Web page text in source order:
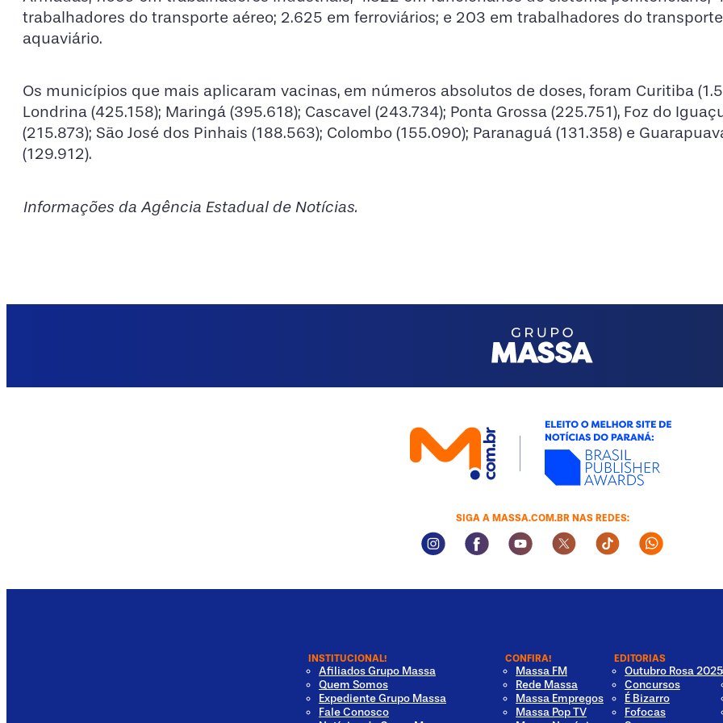
trabalhadores do transporte aéreo; 2.625 em ferroviários; e 203 em trabalhadores do transporte
aquaviário.
Os municípios que mais aplicaram vacinas, em números absolutos de doses, foram Curitiba
Londrina (425.158); Maringá (395.618); Cascavel (243.734); Ponta Grossa (225.751), Foz do
(215.873); São José dos Pinhais (188.563); Colombo (155.090); Paranaguá (131.358) e
(129.912).
Informações da Agência Estadual de Notícias.
SIGA A MASSA.COM.BR NAS REDES:
Instagram Social Media
Facebook Social Media
Youtube Social Media
Twitter Social Media
Tiktok Social
INSTITUCIONAL!
Afiliados Grupo Massa
Quem Somos
Expediente Grupo Massa
Fale Conosco
CONFIRA!
Massa FM
Rede Massa
Massa Empregos
Massa Pop TV
EDITORIAS
Outubro Rosa 2025
Concursos
É Bizarro
Fofocas